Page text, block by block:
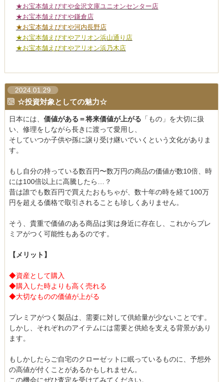
★お宝本舗えびすや金沢文庫ユニオンセンター店
★お宝本舗えびすや鎌倉店
★お宝本舗えびすや河内長野店
★お宝本舗えびすやアリオン浜山通り店
★お宝本舗えびすやアリオン浜乃木店
2024.01.29
☆投資対象としての魅力☆
日本には、 価値がある＝将来価値が上がる 「もの」を大切に扱
い、修理をしながら長きに渡って愛用し、
そしていつか子供や孫に譲り受け継いでいくという文化がありま
す。
もし自分の持っている数百円〜数万円の商品の価値が数10倍、時
には100倍以上に高騰したら…？
昔は誰でも数百円で買えたおもちゃが、数十年の時を経て100万
円を超える価格で取引されることも珍しくありません。
そう、貴重で価値のある商品は実は身近に存在し、これからプレ
ミアがつく可能性もあるのです。
【メリット】
◆資産として購入
◆購入した時よりも高く売れる
◆大切なものの価値が上がる
プレミアがつく製品は、需要に対して供給量が少ないことです。
しかし、それぞれのアイテムには需要と供給を支える背景があり
ます。
もしかしたらご自宅のクローゼットに眠っているものに、予想外
の高値が付くことがあるかもしれません。
この機会にぜひ査定を受けてみてください。